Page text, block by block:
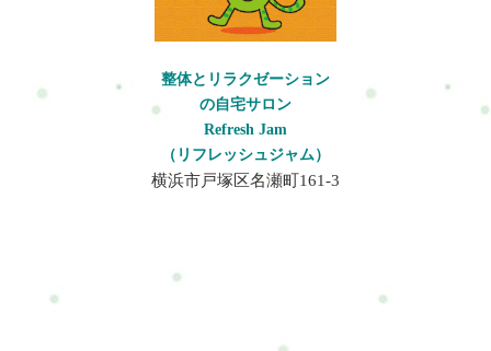
整体とリラクゼーション
の自宅サロン
Refresh Jam
（リフレッシュジャム）
横浜市戸塚区名瀬町161-3